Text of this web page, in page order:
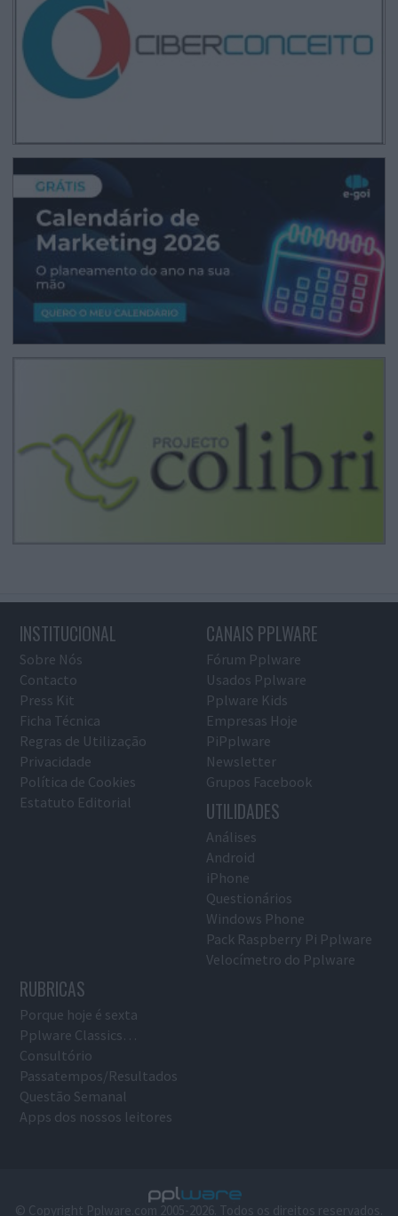
INSTITUCIONAL
Sobre Nós
Contacto
Press Kit
Ficha Técnica
Regras de Utilização
Privacidade
Política de Cookies
Estatuto Editorial
CANAIS PPLWARE
Fórum Pplware
Usados Pplware
Pplware Kids
Empresas Hoje
PiPplware
Newsletter
Grupos Facebook
UTILIDADES
Análises
Android
iPhone
Questionários
Windows Phone
Pack Raspberry Pi Pplware
Velocímetro do Pplware
RUBRICAS
Porque hoje é sexta
Pplware Classics…
Consultório
Passatempos/Resultados
Questão Semanal
Apps dos nossos leitores
© Copyright Pplware.com 2005-2026. Todos os direitos reservados.